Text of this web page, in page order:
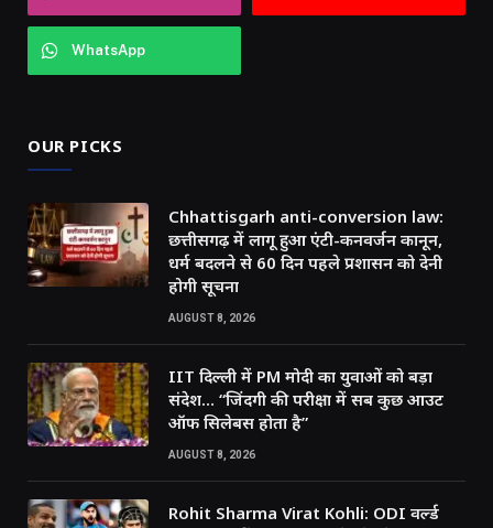
WhatsApp
OUR PICKS
Chhattisgarh anti-conversion law:
छत्तीसगढ़ में लागू हुआ एंटी-कनवर्जन कानून,
धर्म बदलने से 60 दिन पहले प्रशासन को देनी
होगी सूचना
AUGUST 8, 2026
IIT दिल्ली में PM मोदी का युवाओं को बड़ा
संदेश… “जिंदगी की परीक्षा में सब कुछ आउट
ऑफ सिलेबस होता है”
AUGUST 8, 2026
Rohit Sharma Virat Kohli: ODI वर्ल्ड